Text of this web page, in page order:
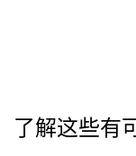
了解这些有